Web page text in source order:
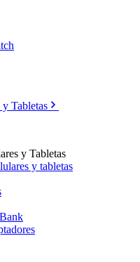
Tabletas
y Tabletas
y tabletas